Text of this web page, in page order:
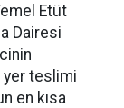
Etüt
Dairesi
yer teslimi
en kısa